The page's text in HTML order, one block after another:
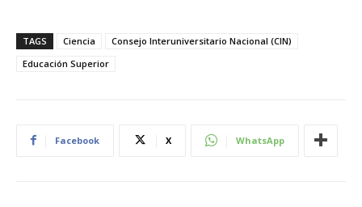
TAGS Ciencia
Consejo Interuniversitario Nacional (CIN)
Educación Superior
Facebook X WhatsApp